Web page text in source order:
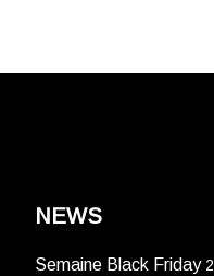
NEWS
Semaine Black Friday